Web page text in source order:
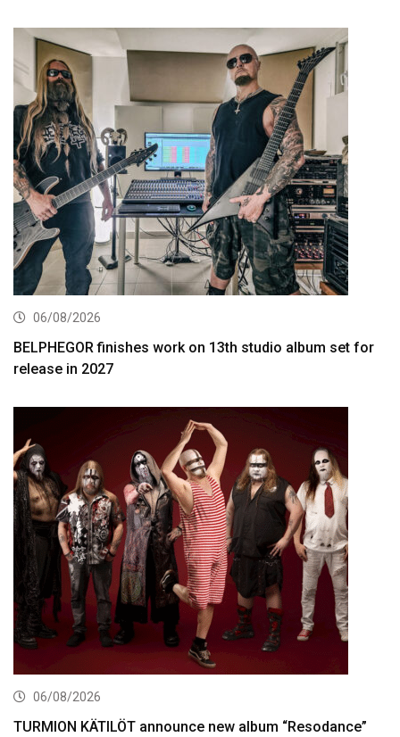
06/08/2026
BELPHEGOR finishes work on 13th studio album set for
release in 2027
06/08/2026
TURMION KÄTILÖT announce new album “Resodance”